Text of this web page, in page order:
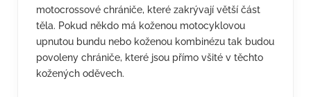
motocrossové chrániče, které zakrývají větší část
těla. Pokud někdo má koženou motocyklovou
upnutou bundu nebo koženou kombinézu tak budou
povoleny chrániče, které jsou přímo všité v těchto
kožených oděvech.